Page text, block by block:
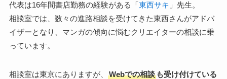
代表は16年間書店勤務の経験がある「東西サキ 」先生。
相談室では、数々の進路相談を受けてきた東西さんがアドバ
イザーとなり、マンガの傾向に悩むクリエイターの相談に乗
っています。
相談室は東京にありますが、 Webでの相談も受け付けている